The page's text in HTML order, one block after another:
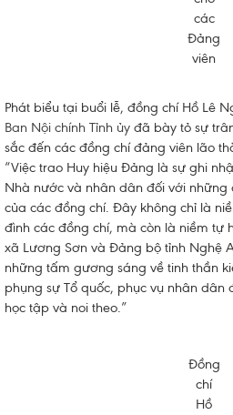
các
Đảng
viên
Phát biểu tại buổi lễ, đồng chí Hồ Lê
Ban Nội chính Tỉnh ủy đã bày tỏ sự
sắc đến các đồng chí đảng viên lão
“Việc trao Huy hiệu Đảng là sự ghi
Nhà nước và nhân dân đối với
của các đồng chí. Đây không chỉ là
đình các đồng chí, mà còn là niềm tự
xã Lương Sơn và Đảng bộ tỉnh Nghệ
những tấm gương sáng về tinh thần
phụng sự Tổ quốc, phục vụ nhân dân
học tập và noi theo.”
Đồng
chí
Hồ